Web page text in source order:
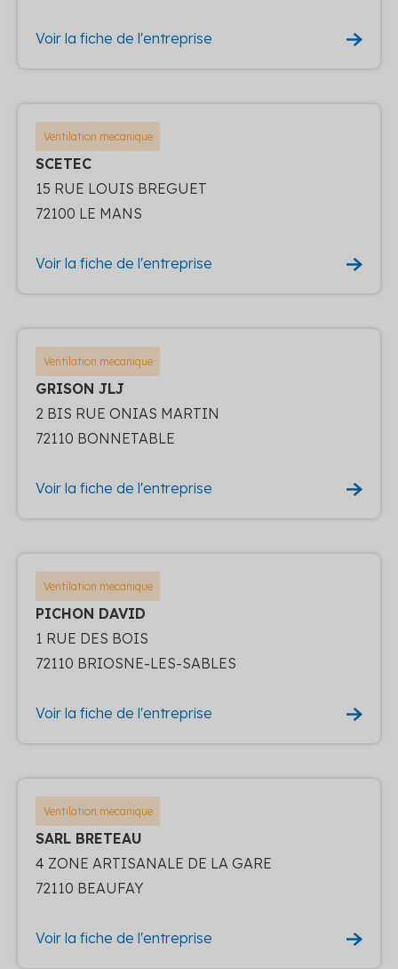
Voir la fiche de l'entreprise
Ventilation mecanique
SCETEC
15 RUE LOUIS BREGUET
72100 LE MANS
Voir la fiche de l'entreprise
Ventilation mecanique
GRISON JLJ
2 BIS RUE ONIAS MARTIN
72110 BONNETABLE
Voir la fiche de l'entreprise
Ventilation mecanique
PICHON DAVID
1 RUE DES BOIS
72110 BRIOSNE-LES-SABLES
Voir la fiche de l'entreprise
Ventilation mecanique
SARL BRETEAU
4 ZONE ARTISANALE DE LA GARE
72110 BEAUFAY
Voir la fiche de l'entreprise